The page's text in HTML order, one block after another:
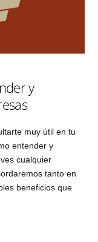
y
muy útil en tu
entender y
cualquier
tanto en
beneficios que